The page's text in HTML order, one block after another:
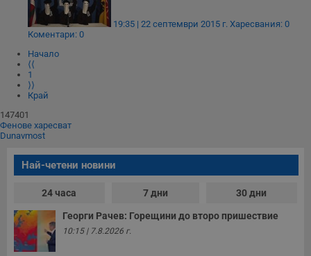
19:35 | 22 септември 2015 г. Харесвания: 0
Коментари: 0
Начало
⟨⟨
1
⟩⟩
Край
147401
Фенове харесват
Dunavmost
Най-четени новини
24 часа 7 дни 30 дни
Георги Рачев: Горещини до второ пришествие
10:15 | 7.8.2026 г.